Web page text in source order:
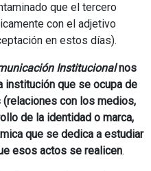
que el tercero
con el adjetivo
en estos días).
Institucionalnos
institución que se ocupa de
(relaciones con los medios,
de la identidad o marca,
que se dedica a estudiar
esos actos se realicen.